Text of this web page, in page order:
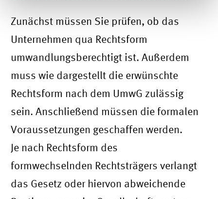
Zunächst müssen Sie prüfen, ob das
Unternehmen qua Rechtsform
umwandlungsberechtigt ist. Außerdem
muss wie dargestellt die erwünschte
Rechtsform nach dem UmwG zulässig
sein. Anschließend müssen die formalen
Voraussetzungen geschaffen werden.
Je nach Rechtsform des
formwechselnden Rechtsträgers verlangt
das Gesetz oder hiervon abweichende